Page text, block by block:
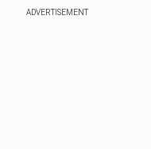
ADVERTISEMENT